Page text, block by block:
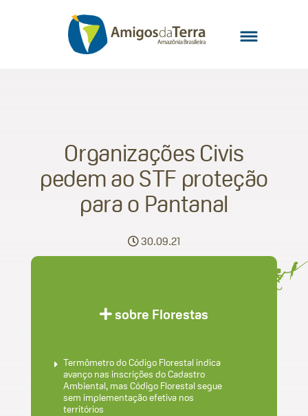
Organizações Civis
pedem ao STF proteção
para o Pantanal
30.09.21
sobre Florestas
Termômetro do Código Florestal indica
avanço nas inscrições do Cadastro
Ambiental, mas Código Florestal segue
sem implementação efetiva nos
territórios